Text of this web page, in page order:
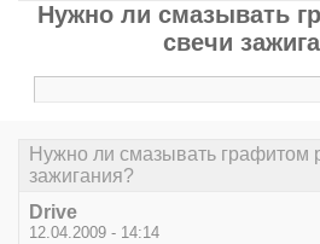
Нужно ли смазывать
свечи
Нужно ли смазывать графитом
зажигания?
Drive
12.04.2009 - 14:14